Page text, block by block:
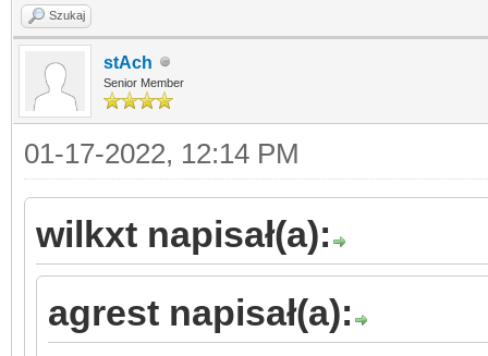
Szukaj
stAch
Senior Member
01-17-2022, 12:14 PM
wilkxt napisał(a):
agrest napisał(a):